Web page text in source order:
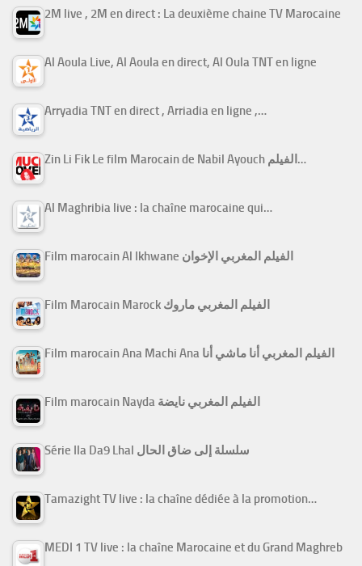
2M live , 2M en direct : La deuxième chaine TV Marocaine
Al Aoula Live, Al Aoula en direct, Al Oula TNT en ligne
Arryadia TNT en direct , Arriadia en ligne ,…
Zin Li Fik Le film Marocain de Nabil Ayouch الفيلم…
Al Maghribia live : la chaîne marocaine qui…
Film marocain Al Ikhwane الفيلم المغربي الإخوان
Film Marocain Marock الفيلم المغربي ماروك
Film marocain Ana Machi Ana الفيلم المغربي أنا ماشي أنا
Film marocain Nayda الفيلم المغربي نايضة
Série Ila Da9 Lhal سلسلة إلى ضاق الحال
Tamazight TV live : la chaîne dédiée à la promotion…
MEDI 1 TV live : la chaîne Marocaine et du Grand Maghreb